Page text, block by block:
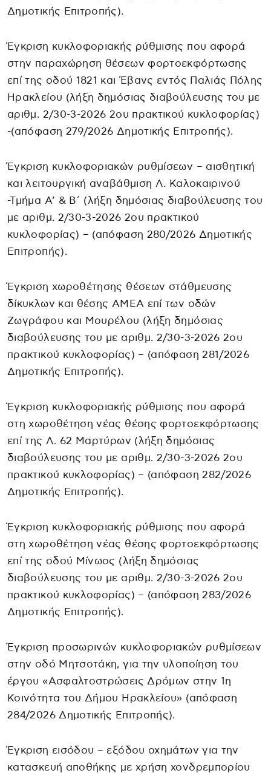
Δημοτικής Επιτροπής).
Έγκριση κυκλοφοριακής ρύθμισης που αφορά
στην παραχώρηση θέσεων φορτοεκφόρτωσης
επί της οδού 1821 και Έβανς εντός Παλιάς Πόλης
Ηρακλείου (λήξη δημόσιας διαβούλευσης του με
αριθμ. 2/30-3-2026 2ου πρακτικού κυκλοφορίας)
-(απόφαση 279/2026 Δημοτικής Επιτροπής).
Έγκριση κυκλοφοριακών ρυθμίσεων – αισθητική
και λειτουργική αναβάθμιση Λ. Καλοκαιρινού
-Τμήμα Α’ & Β΄ (λήξη δημόσιας διαβούλευσης του
με αριθμ. 2/30-3-2026 2ου πρακτικού
κυκλοφορίας) – (απόφαση 280/2026 Δημοτικής
Επιτροπής).
Έγκριση χωροθέτησης θέσεων στάθμευσης
δίκυκλων και θέσης ΑΜΕΑ επί των οδών
Ζωγράφου και Μουρέλου (λήξη δημόσιας
διαβούλευσης του με αριθμ. 2/30-3-2026 2ου
πρακτικού κυκλοφορίας) – (απόφαση 281/2026
Δημοτικής Επιτροπής).
Έγκριση κυκλοφοριακής ρύθμισης που αφορά
στη χωροθέτηση νέας θέσης φορτοεκφόρτωσης
επί της Λ. 62 Μαρτύρων (λήξη δημόσιας
διαβούλευσης του με αριθμ. 2/30-3-2026 2ου
πρακτικού κυκλοφορίας) – (απόφαση 282/2026
Δημοτικής Επιτροπής).
Έγκριση κυκλοφοριακής ρύθμισης που αφορά
στη χωροθέτηση νέας θέσης φορτοεκφόρτωσης
επί της οδού Μίνωος (λήξη δημόσιας
διαβούλευσης του με αριθμ. 2/30-3-2026 2ου
πρακτικού κυκλοφορίας) – (απόφαση 283/2026
Δημοτικής Επιτροπής).
Έγκριση προσωρινών κυκλοφοριακών ρυθμίσεων
στην οδό Μητσοτάκη, για την υλοποίηση του
έργου «Ασφαλτοστρώσεις Δρόμων στην 1η
Κοινότητα του Δήμου Ηρακλείου» (απόφαση
284/2026 Δημοτικής Επιτροπής).
Έγκριση εισόδου – εξόδου οχημάτων για την
κατασκευή αποθήκης με χρήση χονδρεμπορίου